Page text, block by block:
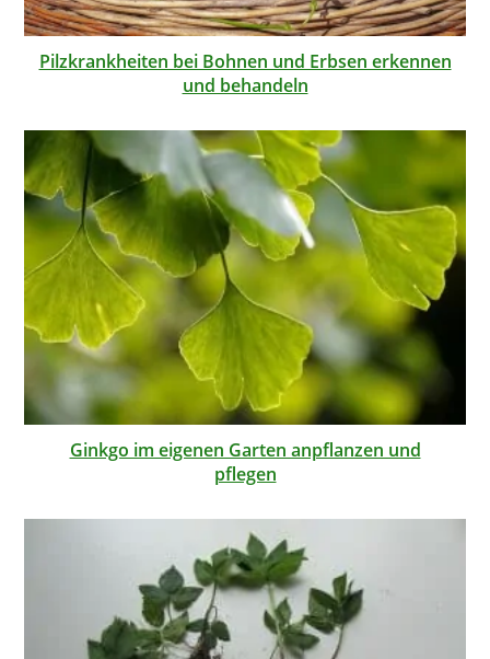
Pilzkrankheiten bei Bohnen und Erbsen erkennen
und behandeln
Ginkgo im eigenen Garten anpflanzen und
pflegen